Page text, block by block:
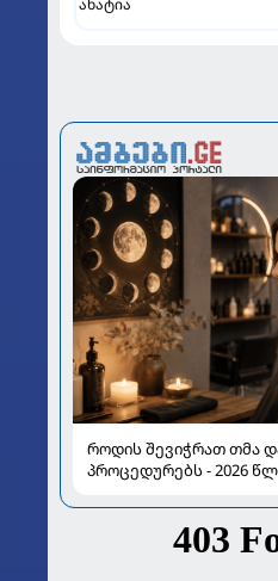
ახატია
როდის შევიჭრათ თმა
პროცედურებს - 2026